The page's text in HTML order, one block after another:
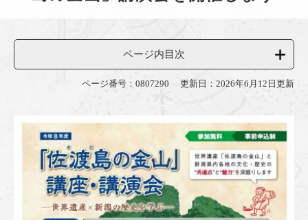
ページ内目次
ページ番号：0807290 更新日：2026年6月12日更新